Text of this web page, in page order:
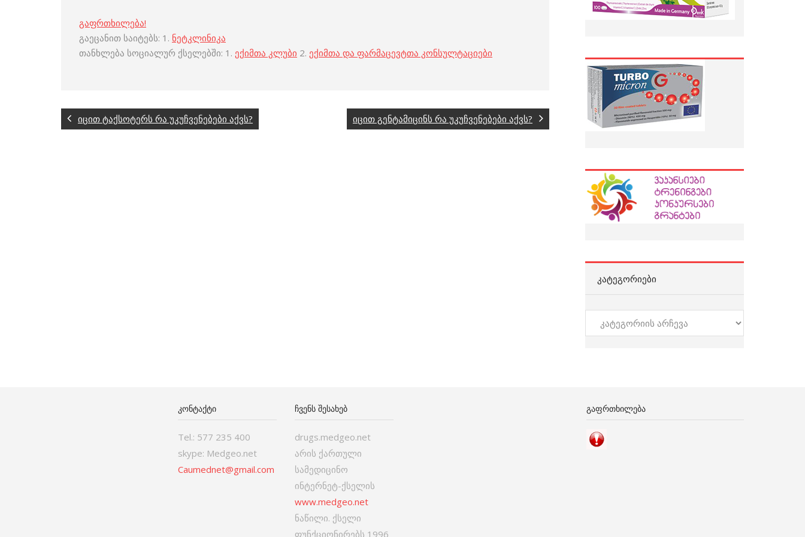
გაფრთხილება!
გაეცანით საიტებს: 1. ნეტკლინიკა
თანხლება სოციალურ ქსელებში: 1. ექიმთა კლუბი 2. ექიმთა და ფარმაცევტთა კონსულტაციები
იცით ტაქსოტერს რა უკუჩვენებები აქვს? იცით გენტამიცინს რა უკუჩვენებები აქვს?
ᲙᲐᲢᲔᲒᲝᲠᲘᲔᲑᲘ
კატეგორიები
ᲙᲝᲜᲢᲐᲥᲢᲘ
Tel.: 577 235 400
skype: Medgeo.net
Caumednet@gmail.com
ᲩᲕᲔᲜᲡ ᲨᲔᲡᲐᲮᲔᲑ
drugs.medgeo.net
არის ქართული
სამედიცინო
ინტერნეტ-ქსელის
www.medgeo.net
ნაწილი. ქსელი
ფუნქციონირებს 1996
ᲒᲐᲤᲠᲗᲮᲘᲚᲔᲑᲐ